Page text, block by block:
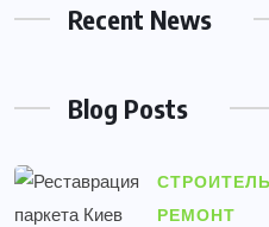
Recent News
Blog Posts
РЕМОНТ